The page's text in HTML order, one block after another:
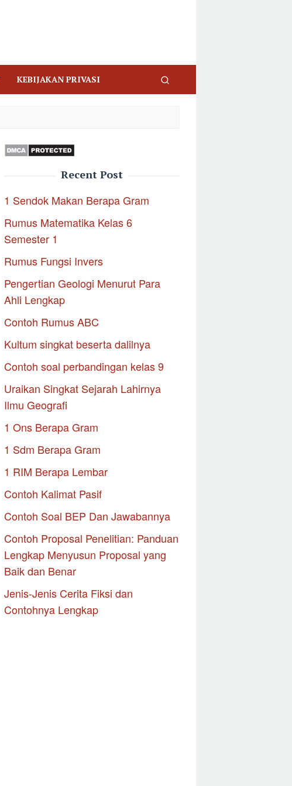
KEBIJAKAN PRIVASI
Recent Post
1 Sendok Makan Berapa Gram
Rumus Matematika Kelas 6
Semester 1
Rumus Fungsi Invers
Pengertian Geologi Menurut Para
Ahli Lengkap
Contoh Rumus ABC
Kultum singkat beserta dalilnya
Contoh soal perbandingan kelas 9
Uraikan Singkat Sejarah Lahirnya
Ilmu Geografi
1 Ons Berapa Gram
1 Sdm Berapa Gram
1 RIM Berapa Lembar
Contoh Kalimat Pasif
Contoh Soal BEP Dan Jawabannya
Contoh Proposal Penelitian: Panduan
Lengkap Menyusun Proposal yang
Baik dan Benar
Jenis-Jenis Cerita Fiksi dan
Contohnya Lengkap